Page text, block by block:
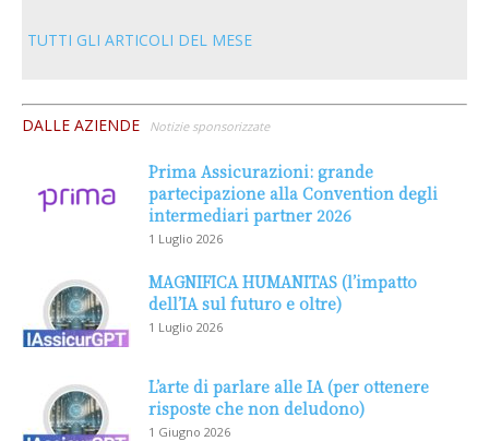
TUTTI GLI ARTICOLI DEL MESE
DALLE AZIENDE Notizie sponsorizzate
Prima Assicurazioni: grande
partecipazione alla Convention degli
intermediari partner 2026
1 Luglio 2026
MAGNIFICA HUMANITAS (l’impatto
dell’IA sul futuro e oltre)
1 Luglio 2026
L’arte di parlare alle IA (per ottenere
risposte che non deludono)
1 Giugno 2026